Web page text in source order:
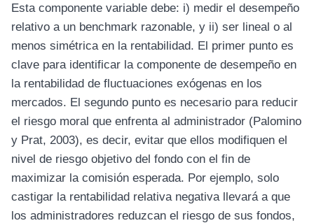
Esta componente variable debe: i) medir el desempeño
relativo a un benchmark razonable, y ii) ser lineal o al
menos simétrica en la rentabilidad. El primer punto es
clave para identificar la componente de desempeño en
la rentabilidad de fluctuaciones exógenas en los
mercados. El segundo punto es necesario para reducir
el riesgo moral que enfrenta al administrador (Palomino
y Prat, 2003), es decir, evitar que ellos modifiquen el
nivel de riesgo objetivo del fondo con el fin de
maximizar la comisión esperada. Por ejemplo, solo
castigar la rentabilidad relativa negativa llevará a que
los administradores reduzcan el riesgo de sus fondos,